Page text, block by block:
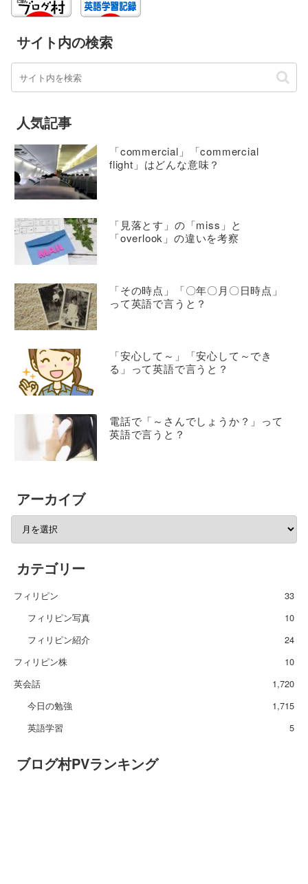
サイト内の検索
人気記事
「commercial」「commercial
flight」はどんな意味？
「見落とす」の「miss」と
「overlook」の違いを考察
「その時点」「〇年〇月〇日時点」
って英語で言うと？
「安心して～」「安心して～でき
る」って英語で言うと？
電話で「～さんでしょうか？」って
英語で言うと？
アーカイブ
カテゴリー
フィリピン
33
フィリピン写真
10
フィリピン紹介
24
フィリピン株
10
英会話
1,720
今日の勉強
1,715
英語学習
5
ブログ村PVランキング